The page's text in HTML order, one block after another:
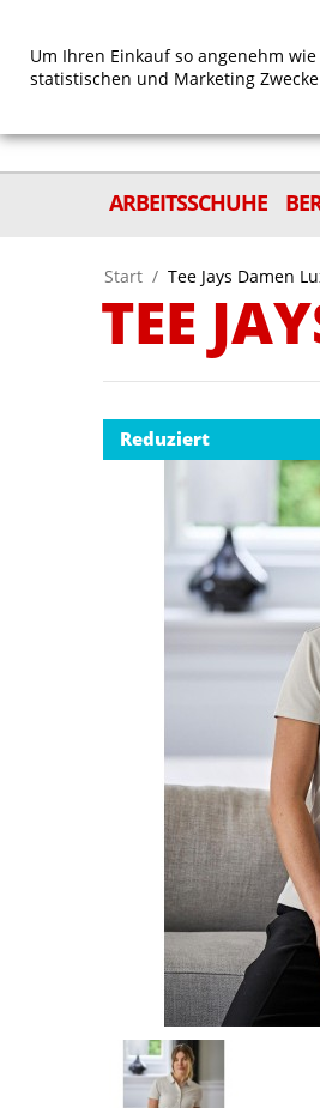
ARBEITSSCHUHE
Start / Tee Jays Damen
TEE
Reduziert
Um Ihren Einkauf so angenehm
statistischen und Marketing